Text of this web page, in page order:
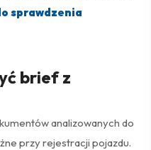
sprawdzenia
brief z
analizowanych do
przy rejestracji pojazdu.